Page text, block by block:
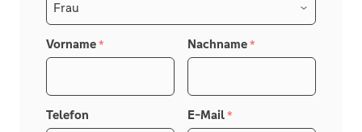
Vorname * Nachname *
Telefon E-Mail *